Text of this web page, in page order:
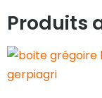
Produits